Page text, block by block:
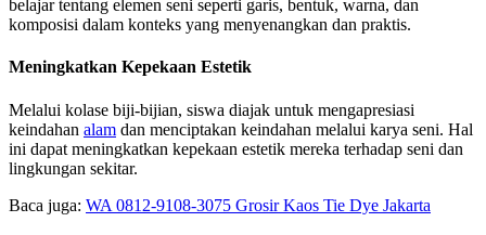
belajar tentang elemen seni seperti garis, bentuk, warna, dan
komposisi dalam konteks yang menyenangkan dan praktis.
Meningkatkan Kepekaan Estetik
Melalui kolase biji-bijian, siswa diajak untuk mengapresiasi
keindahan alam dan menciptakan keindahan melalui karya seni. Hal
ini dapat meningkatkan kepekaan estetik mereka terhadap seni dan
lingkungan sekitar.
Baca juga: WA 0812-9108-3075 Grosir Kaos Tie Dye Jakarta